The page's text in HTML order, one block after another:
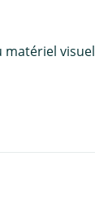
matériel visuel